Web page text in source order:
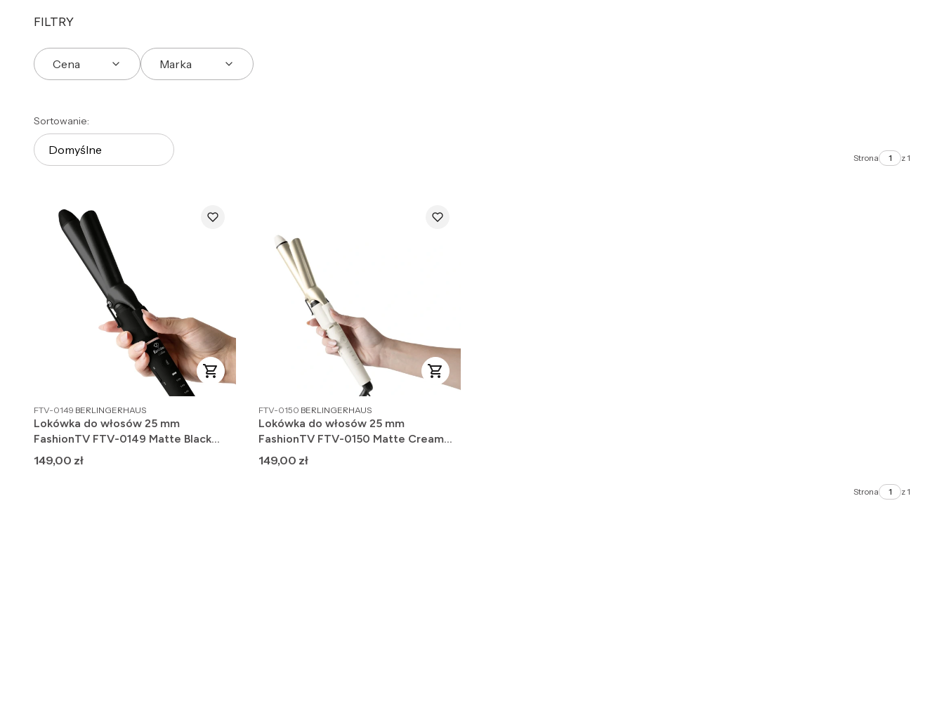
FILTRY
Cena Marka
Lista produktów
Sortowanie:
Domyślne
Strona z 1
FTV-0149 PRODUCENT
BERLINGERHAUS
Lokówka do włosów 25 mm
FashionTV FTV-0149 Matte Black
Rose Gold
Cena
149,00 zł
FTV-0150 PRODUCENT
BERLINGERHAUS
Lokówka do włosów 25 mm
FashionTV FTV-0150 Matte Cream
Gold
Cena
149,00 zł
Strona z 1